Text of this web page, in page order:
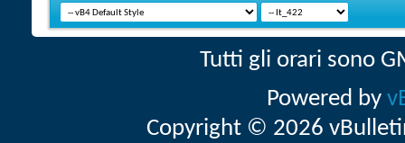
Tutti gli orari sono
Powered by
Copyright © 2026